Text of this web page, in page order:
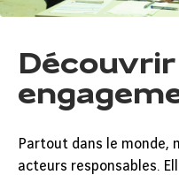
Partout dans le monde,
acteurs responsables.